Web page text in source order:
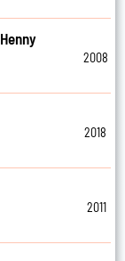
2008
2018
2011